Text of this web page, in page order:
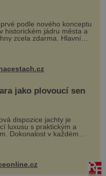
podle nového konceptu
historickém jádru města a
zcela zdarma. Hlavní
odehraje na Karlově a
na víno, burčák, pes...
jako plovoucí sen
dispozice jachty je
luxusu s praktickým a
Dokonalost v každém
značka Fendi
byly vybaveny její
přístav nabízí